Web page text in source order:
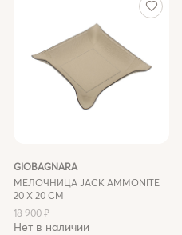
GIOBAGNARA
МЕЛОЧНИЦА JACK AMMONITE
20 Х 20 СМ
18 900 ₽
Нет в наличии